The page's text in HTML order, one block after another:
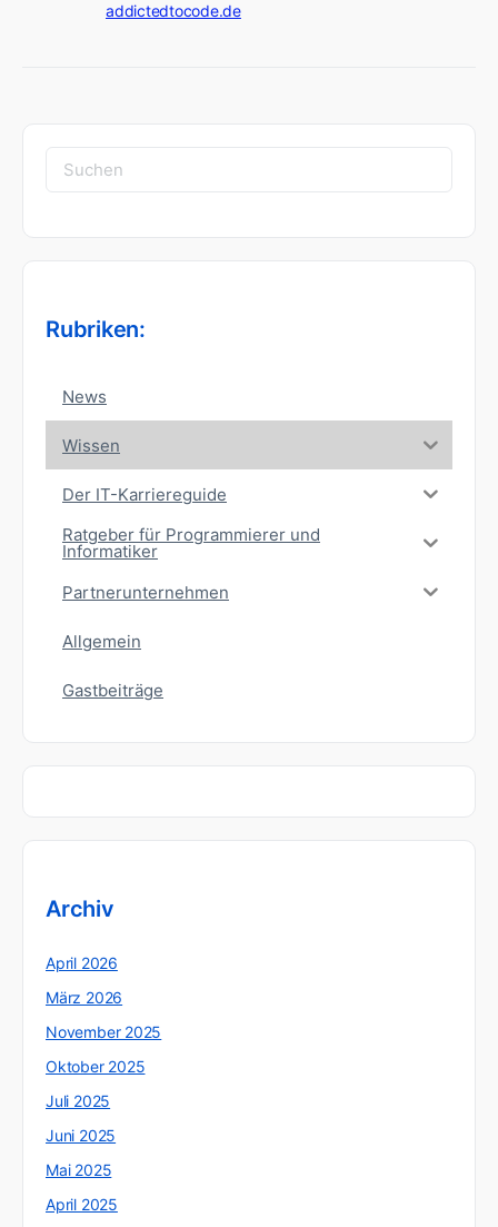
addictedtocode.de
Suchen
nach:
Rubriken:
News
Wissen
Der IT-Karriereguide
Ratgeber für Programmierer und
Informatiker
Partnerunternehmen
Allgemein
Gastbeiträge
Archiv
April 2026
März 2026
November 2025
Oktober 2025
Juli 2025
Juni 2025
Mai 2025
April 2025